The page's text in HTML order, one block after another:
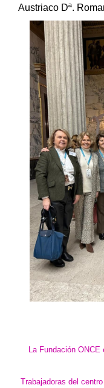
Austriaco Dª.
La Fundación
Trabajadoras del